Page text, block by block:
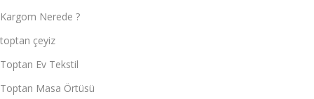
Kargom Nerede ?
toptan çeyiz
Toptan Ev Tekstil
Toptan Masa Örtüsü